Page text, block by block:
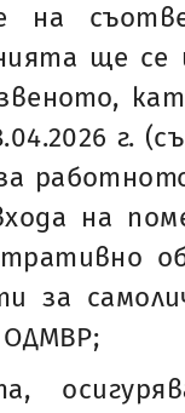
на
ще
г.
на
за